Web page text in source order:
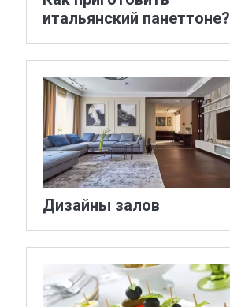
итальянский панеттоне?
Дизайны залов